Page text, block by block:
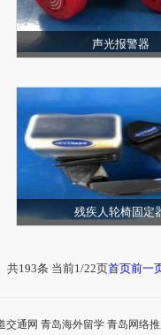
声光报警器
残疾人轮椅固定
共193条 当前1/22页首页前一
交通网 青岛海外留学 青岛网络